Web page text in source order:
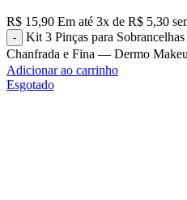
R$ 15,90 Em até 3x de R$ 5,30
Kit 3 Pinças para
Chanfrada e Fina — Dermo
Adicionar ao carrinho
Esgotado